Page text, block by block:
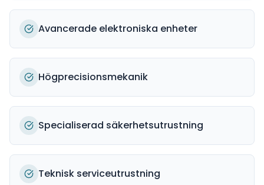
Avancerade elektroniska enheter
Högprecisionsmekanik
Specialiserad säkerhetsutrustning
Teknisk serviceutrustning